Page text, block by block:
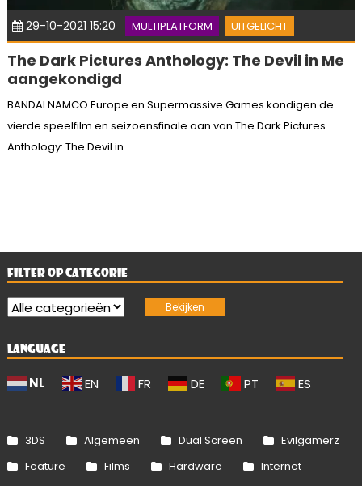
29-10-2021 15:20 MULTIPLATFORM UITGELICHT
The Dark Pictures Anthology: The Devil in Me
aangekondigd
BANDAI NAMCO Europe en Supermassive Games kondigen de
vierde speelfilm en seizoensfinale aan van The Dark Pictures
Anthology: The Devil in...
FILTER OP CATEGORIE
LANGUAGE
NL EN FR DE PT ES
3DS Algemeen Dual Screen
Evilgamerz
Feature
Films Hardware
Internet